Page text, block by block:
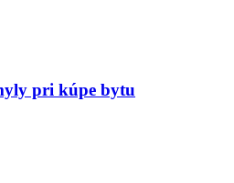
pri kúpe bytu